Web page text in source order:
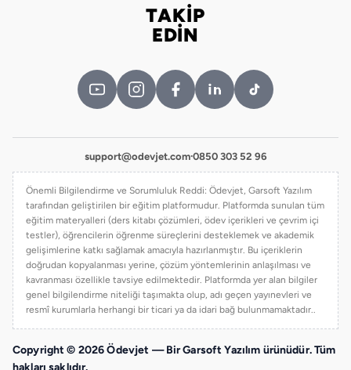
TAKİP
EDİN
support@odevjet.com·0850 303 52 96
Önemli Bilgilendirme ve Sorumluluk Reddi: Ödevjet, Garsoft Yazılım
tarafından geliştirilen bir eğitim platformudur. Platformda sunulan tüm
eğitim materyalleri (ders kitabı çözümleri, ödev içerikleri ve çevrim içi
testler), öğrencilerin öğrenme süreçlerini desteklemek ve akademik
gelişimlerine katkı sağlamak amacıyla hazırlanmıştır. Bu içeriklerin
doğrudan kopyalanması yerine, çözüm yöntemlerinin anlaşılması ve
kavranması özellikle tavsiye edilmektedir. Platformda yer alan bilgiler
genel bilgilendirme niteliği taşımakta olup, adı geçen yayınevleri ve
resmî kurumlarla herhangi bir ticari ya da idari bağ bulunmamaktadır..
Copyright © 2026 Ödevjet — Bir Garsoft Yazılım ürünüdür. Tüm
hakları saklıdır.